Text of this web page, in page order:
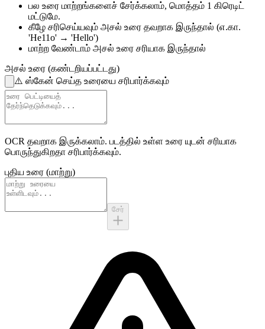
பல உரை மாற்றங்களைச் சேர்க்கலாம், மொத்தம் 1 கிரெடிட்
மட்டுமே.
கீழே சரிசெய்யவும் அசல் உரை தவறாக இருந்தால் (எ.கா.
'He11o' → 'Hello')
மாற்ற வேண்டாம் அசல் உரை சரியாக இருந்தால்
அசல் உரை (கண்டறியப்பட்டது)
⚠️ ஸ்கேன் செய்த உரையை சரிபார்க்கவும்
OCR தவறாக இருக்கலாம். படத்தில் உள்ள உரை யுடன் சரியாக
பொருந்துகிறதா சரிபார்க்கவும்.
புதிய உரை (மாற்று)
சேர்